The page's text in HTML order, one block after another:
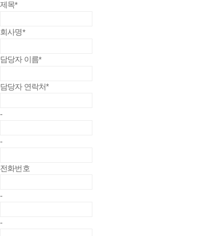
제목*
회사명*
담당자 이름*
담당자 연락처*
-
-
전화번호
-
-